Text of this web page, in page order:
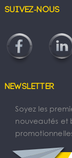
Suivez-nous
Newsletter
Soyez les
nouveautés et